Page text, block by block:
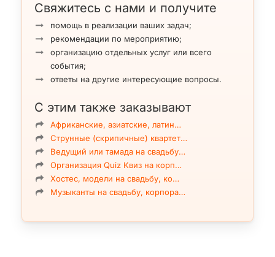
Свяжитесь с нами и получите
помощь в реализации ваших задач;
рекомендации по мероприятию;
организацию отдельных услуг или всего
события;
ответы на другие интересующие вопросы.
С этим также заказывают
Африканские, азиатские, латин…
Струнные (скрипичные) квартет…
Ведущий или тамада на свадьбу…
Организация Quiz Квиз на корп…
Хостес, модели на свадьбу, ко…
Музыканты на свадьбу, корпора…